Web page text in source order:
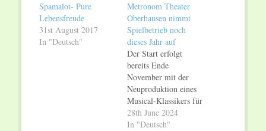
Spamalot- Pure
Lebensfreude
31st August 2017
In "Deutsch"
Metronom Theater
Oberhausen nimmt
Spielbetrieb noch
dieses Jahr auf
Der Start erfolgt
bereits Ende
November mit der
Neuproduktion eines
Musical-Klassikers für
die gesamte Familie
„Der Geist der
28th June 2024
In "Deutsch"